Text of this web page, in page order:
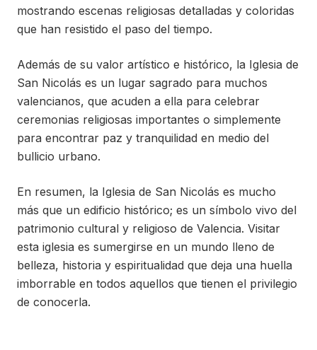
mostrando escenas religiosas detalladas y coloridas
que han resistido el paso del tiempo.
Además de su valor artístico e histórico, la Iglesia de
San Nicolás es un lugar sagrado para muchos
valencianos, que acuden a ella para celebrar
ceremonias religiosas importantes o simplemente
para encontrar paz y tranquilidad en medio del
bullicio urbano.
En resumen, la Iglesia de San Nicolás es mucho
más que un edificio histórico; es un símbolo vivo del
patrimonio cultural y religioso de Valencia. Visitar
esta iglesia es sumergirse en un mundo lleno de
belleza, historia y espiritualidad que deja una huella
imborrable en todos aquellos que tienen el privilegio
de conocerla.